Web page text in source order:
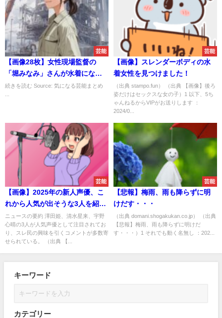
芸能
【画像28枚】女性現場監督の
「堀みなみ」さんが水着になっ
たら爆乳だった！ｗｗｗｗｗｗ
ｗｗｗｗｗｗｗｗｗｗｗｗｗ
続きを読む Source: 気になる芸能まとめ
芸能
【画像】スレンダーボディの水
着女性を見つけました！
（出典 stampo.fun） （出典 【画像】後ろ
姿だけはセックスな女の子）1 以下、5ち
ゃんねるからVIPがお送りします ：
2024/0...
芸能
【画像】2025年の新人声優、こ
れから人気が出そうな3人を紹
介！
ニュースの要約 澤田姫、清水星来、宇野
心晴の3人が人気声優として注目されてお
り、スレ民の興味を引くコメントが多数寄
せられている。 （出典 【...
芸能
【悲報】梅雨、雨も降らずに明
けだす・・・
（出典 domani.shogakukan.co.jp） （出典
【悲報】梅雨、雨も降らずに明けだ
す・・・）1 それでも動く名無し ：202...
キーワード
カテゴリー